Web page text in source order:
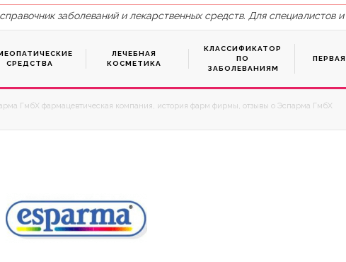
заболеваний и лекарственных средств. Для специалистов
СРЕДСТВА
ЛЕЧЕБНАЯ
КОСМЕТИКА
КЛАССИФИКАТОР
ПО
ЗАБОЛЕВАНИЯМ
ГмбХ фармацевтическая компания, история фарм фирмы, отзывы о Эспарма ГмбХ